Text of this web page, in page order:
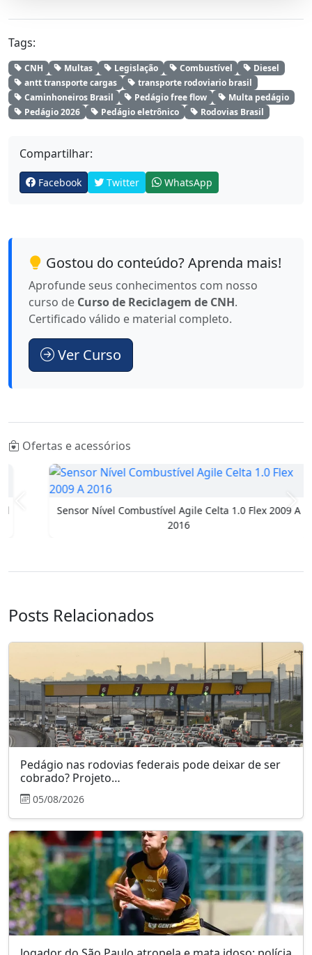
Tags:
CNH Multas Legislação Combustível
Diesel
antt transporte cargas
transporte rodoviario brasil
Caminhoneiros Brasil
Pedágio free flow
Multa pedágio
Pedágio 2026
Pedágio eletrônico Rodovias Brasil
Compartilhar:
Facebook Twitter WhatsApp
Gostou do conteúdo? Aprenda mais!
Aprofunde seus conhecimentos com nosso
curso de Curso de Reciclagem de CNH.
Certificado válido e material completo.
Ver Curso
Ofertas e acessórios
Sensor Nível Combustível Agile Celta 1.0 Flex 2009 A
Anterior
Posts Relacionados
Pedágio nas rodovias federais pode deixar de ser
cobrado? Projeto…
05/08/2026